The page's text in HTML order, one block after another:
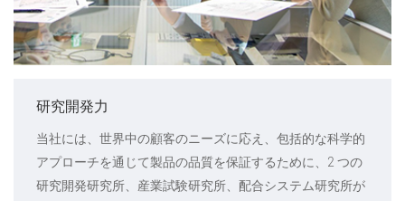
研究開発力
当社には、世界中の顧客のニーズに応え、包括的な科学的
アプローチを通じて製品の品質を保証するために、2 つの
研究開発研究所、産業試験研究所、配合システム研究所が